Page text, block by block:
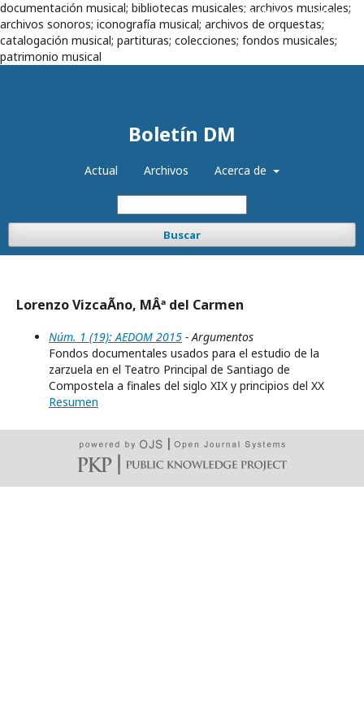
documentación musical; bibliotecas musicales; archivos musicales;
archivos sonoros; iconografía musical; archivos de orquestas;
catalogación musical; partituras; colecciones; fondos musicales;
patrimonio musical
Boletín DM
Actual Archivos Acerca de
Buscar
Registrarse Entrar
Lorenzo VizcaÃ­no, MÂª del Carmen
Núm. 1 (19): AEDOM 2015 - Argumentos
Fondos documentales usados para el estudio de la
zarzuela en el Teatro Principal de Santiago de
Compostela a finales del siglo XIX y principios del XX
Resumen